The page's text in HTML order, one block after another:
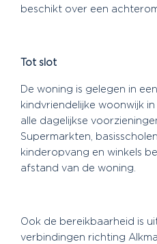
beschikt over een
Tot slot
De woning is gelegen in
kindvriendelijke woonwijk
alle dagelijkse
Supermarkten,
kinderopvang en winkels
afstand van de woning.
Ook de bereikbaarheid is
verbindingen richting